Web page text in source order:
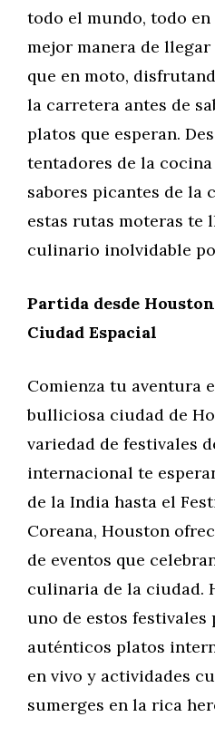
todo el mundo, todo
mejor manera de
que en moto,
la carretera antes de
platos que esperan.
tentadores de la
sabores picantes de la
estas rutas moteras te
culinario inolvidable
Partida desde
Ciudad Espacial
Comienza tu aventura
bulliciosa ciudad de
variedad de festivales
internacional te
de la India hasta el
Coreana, Houston
de eventos que
culinaria de la ciudad.
uno de estos
auténticos platos
en vivo y actividades
sumerges en la rica